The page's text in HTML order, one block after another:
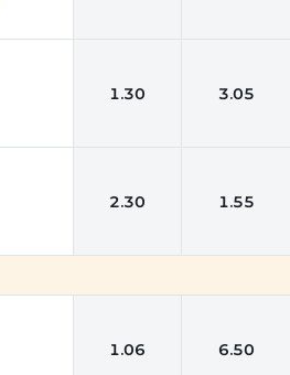
1.30 3.05
2.30 1.55
1.06 6.50